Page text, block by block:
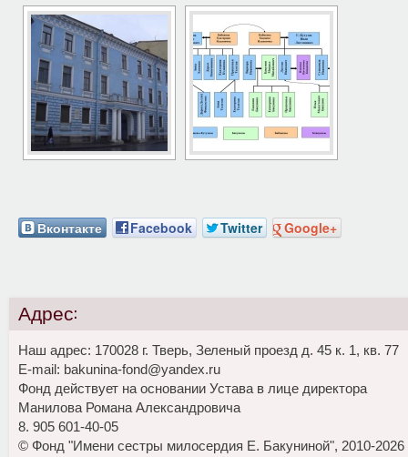
Вконтакте Facebook Twitter Google+
Адрес:
Наш адрес: 170028 г. Тверь, Зеленый проезд д. 45 к. 1, кв. 77
E-mail: bakunina-fond@yandex.ru
Фонд действует на основании Устава в лице директора
Манилова Романа Александровича
8. 905 601-40-05
© Фонд "Имени сестры милосердия Е. Бакуниной", 2010-2026